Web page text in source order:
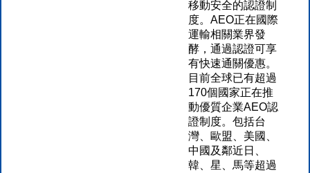
移動安全的認證制
度。AEO正在國際
運輸相關業界發
酵，通過認證可享
有快速通關優惠。
目前全球已有超過
170個國家正在推
動優質企業AEO認
證制度。包括台
灣、歐盟、美國、
中國及鄰近日、
韓、星、馬等超過